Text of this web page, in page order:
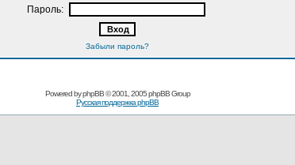
Пароль:
Забыли пароль?
Powered byphpBB© 2001, 2005 phpBB Group
Русская поддержка phpBB